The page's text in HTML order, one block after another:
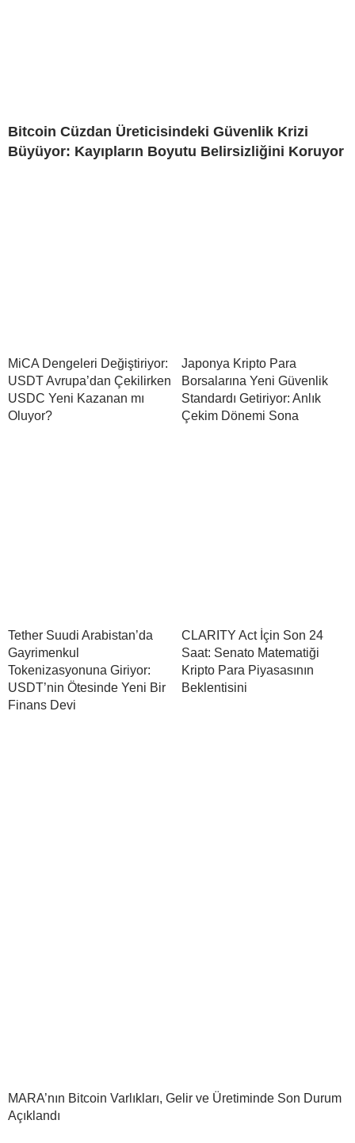
Bitcoin Cüzdan Üreticisindeki Güvenlik Krizi
Büyüyor: Kayıpların Boyutu Belirsizliğini Koruyor
MiCA Dengeleri Değiştiriyor:
USDT Avrupa’dan Çekilirken
USDC Yeni Kazanan mı
Oluyor?
Japonya Kripto Para
Borsalarına Yeni Güvenlik
Standardı Getiriyor: Anlık
Çekim Dönemi Sona
Tether Suudi Arabistan’da
Gayrimenkul
Tokenizasyonuna Giriyor:
USDT’nin Ötesinde Yeni Bir
Finans Devi
CLARITY Act İçin Son 24
Saat: Senato Matematiği
Kripto Para Piyasasının
Beklentisini
MARA’nın Bitcoin Varlıkları, Gelir ve Üretiminde Son Durum
Açıklandı